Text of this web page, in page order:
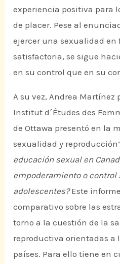
experiencia positiva para
de placer. Pese al
ejercer una sexualidad en
satisfactoria, se sigue
en su control que en su
A su vez, Andrea Martínez
Institut d´Études des
de Ottawa presentó en la
sexualidad y
educación sexual en
empoderamiento o control
adolescentes?Este
comparativo sobre las
torno a la cuestión de la
reproductiva orientadas a
países. Para ello tiene en